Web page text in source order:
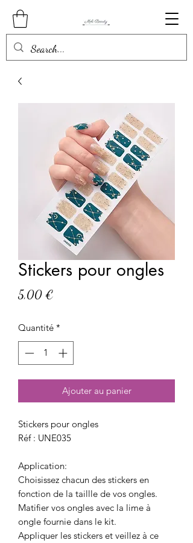
Stickers pour ongles
5,00 €
Quantité *
Ajouter au panier
Stickers pour ongles
Réf : UNE035
Application:
Choisissez chacun des stickers en
fonction de la taillle de vos ongles.
Matifier vos ongles avec la lime à
ongle fournie dans le kit.
Appliquer les stickers et veillez à ce